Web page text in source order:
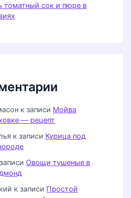
томатный сок и пюре в
к записи Мойва
— рецепт
к записи Курица под
Овощи тушеные в
к записи Простой